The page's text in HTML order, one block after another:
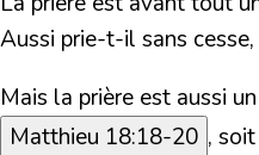
Aussi prie-t-il sans
Mais la prière est aussi
Matthieu 18:18-20 ,